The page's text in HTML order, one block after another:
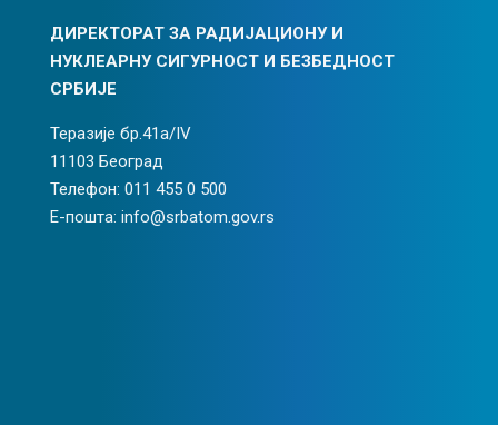
ДИРЕКТОРАТ ЗА РАДИЈАЦИОНУ И
НУКЛЕАРНУ СИГУРНОСТ И БЕЗБЕДНОСТ
СРБИЈЕ
Теразије бр.41а/IV
11103 Београд
Телефон: 011 455 0 500
Е-пошта: info@srbatom.gov.rs